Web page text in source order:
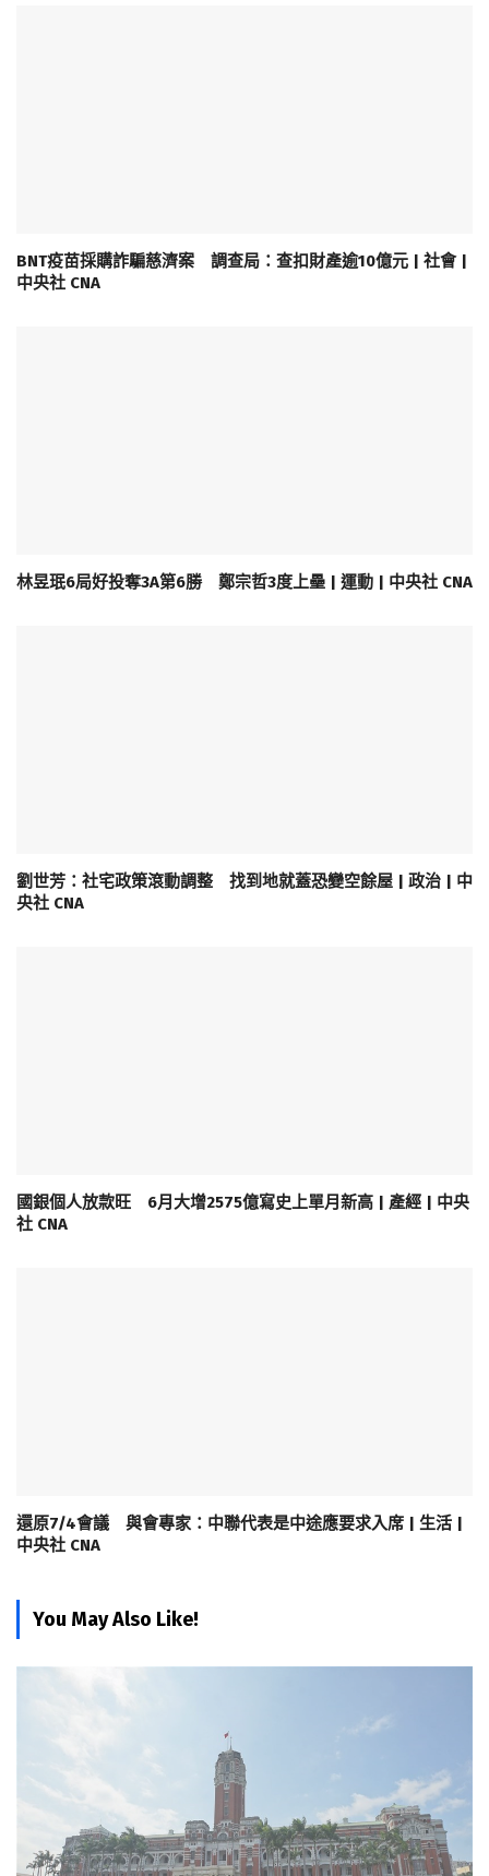
BNT疫苗採購詐騙慈濟案 調查局：查扣財產逾10億元 | 社會 |
中央社 CNA
林昱珉6局好投奪3A第6勝 鄭宗哲3度上壘 | 運動 | 中央社 CNA
劉世芳：社宅政策滾動調整 找到地就蓋恐變空餘屋 | 政治 | 中
央社 CNA
國銀個人放款旺 6月大增2575億寫史上單月新高 | 產經 | 中央
社 CNA
還原7/4會議 與會專家：中聯代表是中途應要求入席 | 生活 |
中央社 CNA
You May Also Like!